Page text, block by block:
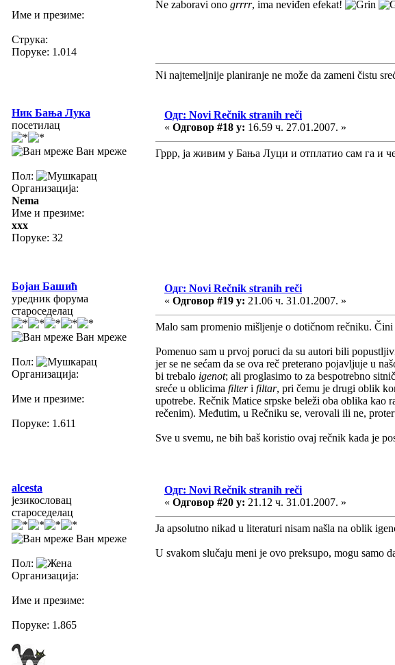
Име и презиме:
Струка:
Поруке: 1.014
Ne zaboravi ono grrrr, ima neviđen efekat!
Ni najtemeljnije planiranje ne može da zameni čistu
Ник Бања Лука
посетилац
Ван мреже
Пол:
Организација:
Nema
Име и презиме:
xxx
Поруке: 32
Одг: Novi Rečnik stranih reči
« Одговор #18 у: 16.59 ч. 27.01.2007. »
Гррр, ја живим у Бања Луци и отплатио сам га и
Бојан Башић
уредник форума
староседелац
Ван мреже
Пол:
Организација:
Име и презиме:
Поруке: 1.611
Одг: Novi Rečnik stranih reči
« Одговор #19 у: 21.06 ч. 31.01.2007. »
Malo sam promenio mišljenje o dotičnom rečniku.
Pomenuo sam u prvoj poruci da su autori bili
jer se ne sećam da se ova reč preterano pojavljuje u
bi trebalo igenot; ali proglasimo to za bespotrebno
sreće u oblicima filteri filtar, pri čemu je drugi oblik
upotrebe. Rečnik Matice srpske beleži oba oblika
rečenim). Međutim, u Rečniku se, verovali ili ne,
Sve u svemu, ne bih baš koristio ovaj rečnik kada je
alcesta
језикословац
староседелац
Ван мреже
Пол:
Организација:
Име и презиме:
Поруке: 1.865
Одг: Novi Rečnik stranih reči
« Одговор #20 у: 21.12 ч. 31.01.2007. »
Ja apsolutno nikad u literaturi nisam našla na oblik
U svakom slučaju meni je ovo preksupo, mogu samo